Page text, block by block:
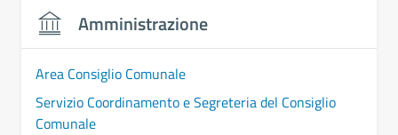
Amministrazione
Area Consiglio Comunale
Servizio Coordinamento e Segreteria del Consiglio
Comunale